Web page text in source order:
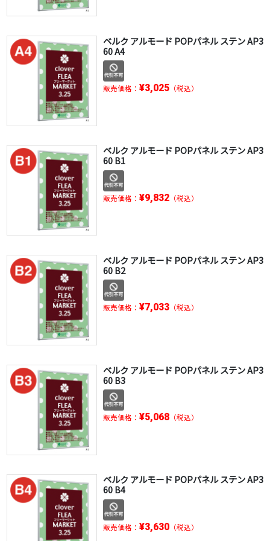
ベルク アルモード POPパネル ステン AP3
60 A4
販売価格： ¥3,025（税込）
ベルク アルモード POPパネル ステン AP3
60 B1
販売価格： ¥9,832（税込）
ベルク アルモード POPパネル ステン AP3
60 B2
販売価格： ¥7,033（税込）
ベルク アルモード POPパネル ステン AP3
60 B3
販売価格： ¥5,068（税込）
ベルク アルモード POPパネル ステン AP3
60 B4
販売価格： ¥3,630（税込）